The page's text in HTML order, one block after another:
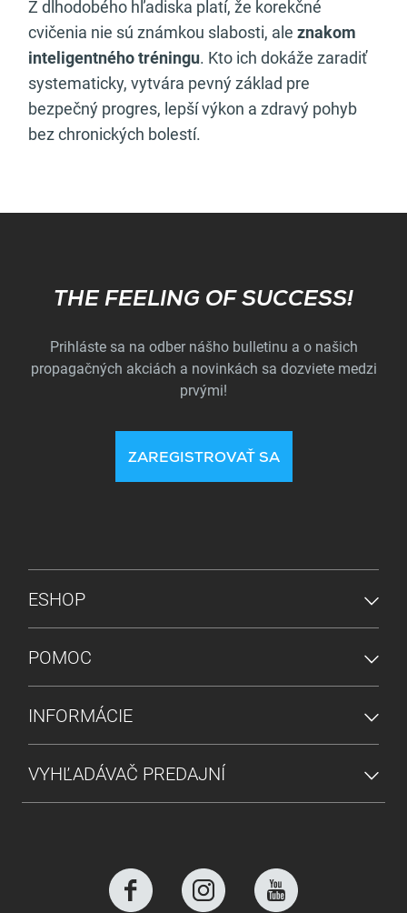
Z dlhodobého hľadiska platí, že korekčné
cvičenia nie sú známkou slabosti, ale znakom
inteligentného tréningu. Kto ich dokáže zaradiť
systematicky, vytvára pevný základ pre
bezpečný progres, lepší výkon a zdravý pohyb
bez chronických bolestí.
Subscribe
THE FEELING OF SUCCESS!
Prihláste sa na odber nášho bulletinu a o našich
propagačných akciách a novinkách sa dozviete medzi
prvými!
ZAREGISTROVAŤ SA
PONUKA V PÄTE
ESHOP
POMOC
INFORMÁCIE
VYHĽADÁVAČ PREDAJNÍ